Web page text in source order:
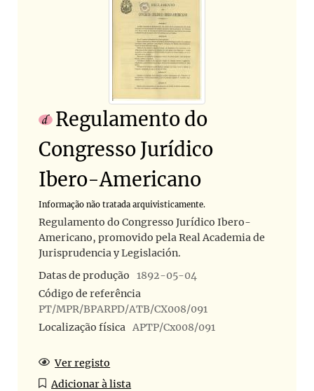
Regulamento do
Congresso Jurídico
Ibero-Americano
Informação não tratada arquivisticamente.
Regulamento do Congresso Jurídico Ibero-
Americano, promovido pela Real Academia de
Jurisprudencia y Legislación.
Datas de produção
1892-05-04
Código de referência
PT/MPR/BPARPD/ATB/CX008/091
Localização física APTP/Cx008/091
Ver registo
Adicionar à lista